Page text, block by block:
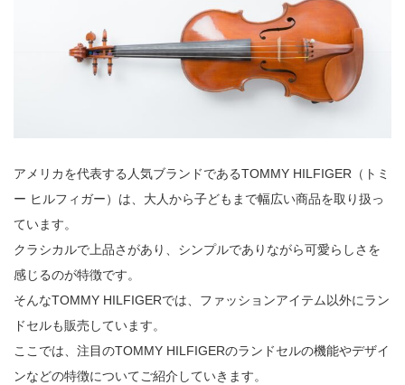
アメリカを代表する人気ブランドであるTOMMY HILFIGER（トミ
ー ヒルフィガー）は、大人から子どもまで幅広い商品を取り扱っ
ています。
クラシカルで上品さがあり、シンプルでありながら可愛らしさを
感じるのが特徴です。
そんなTOMMY HILFIGERでは、ファッションアイテム以外にラン
ドセルも販売しています。
ここでは、注目のTOMMY HILFIGERのランドセルの機能やデザイ
ンなどの特徴についてご紹介していきます。